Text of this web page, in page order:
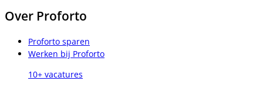
Over Proforto
Proforto sparen
Werken bij Proforto
10+ vacatures